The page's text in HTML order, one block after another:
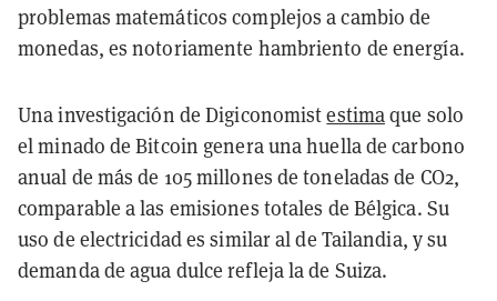
problemas matemáticos complejos a cambio de
monedas, es notoriamente hambriento de energía.
Una investigación de Digiconomistestimaque solo
el minado de Bitcoin genera una huella de carbono
anual de más de 105 millones de toneladas de CO2,
comparable a las emisiones totales de Bélgica. Su
uso de electricidad es similar al de Tailandia, y su
demanda de agua dulce refleja la de Suiza.